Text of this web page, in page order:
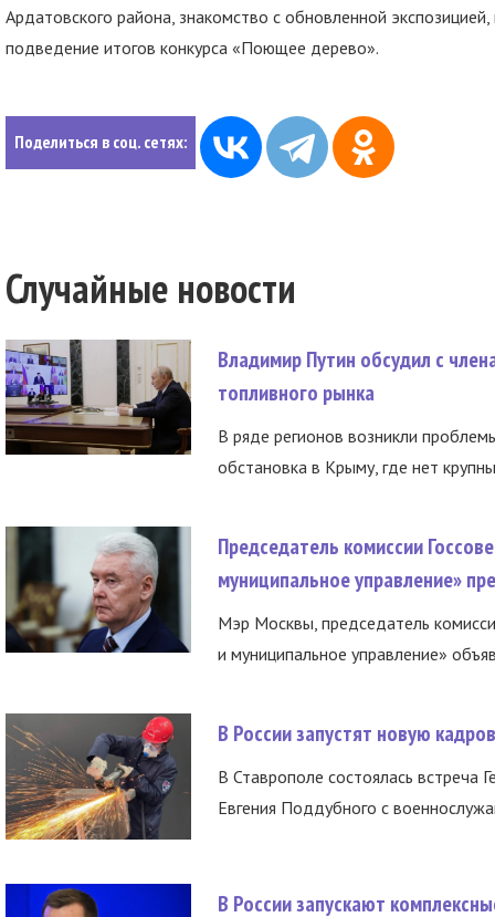
Ардатовского района, знакомство с обновленной
подведение итогов конкурса «Поющее дерево».
Поделиться в соц. сетях:
Случайные новости
Владимир Путин обсудил с
топливного рынка
В ряде регионов возникли
обстановка в Крыму, где нет
Председатель комиссии
муниципальное управление»
Мэр Москвы, председатель
и муниципальное управление»
В России запустят новую
В Ставрополе состоялась встреча
Евгения Поддубного с
В России запускают